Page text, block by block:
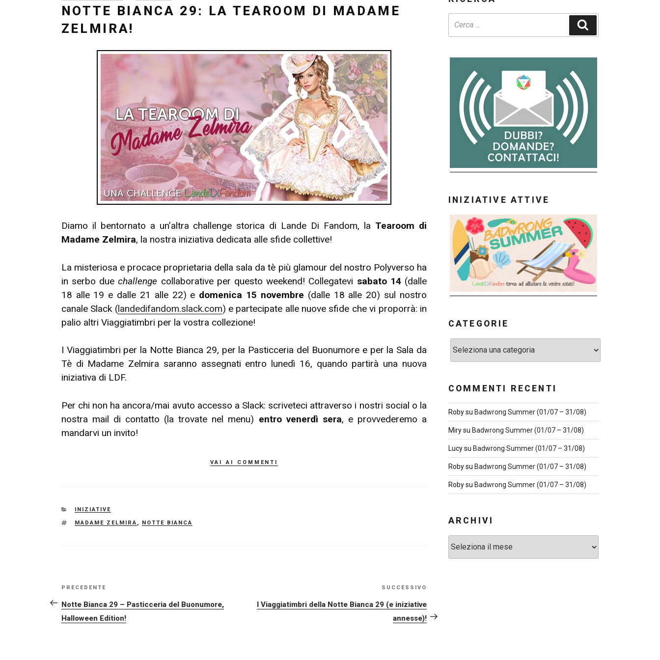
NOTTE BIANCA 29: LA TEAROOM DI MADAME
ZELMIRA!
Diamo il bentornato a un’altra challenge storica di Lande Di Fandom, la Tearoom di
Madame Zelmira, la nostra iniziativa dedicata alle sfide collettive!
La misteriosa e procace proprietaria della sala da tè più glamour del nostro Polyverso ha
in serbo duechallenge collaborative per questo weekend! Collegatevi sabato 14(dalle
18 alle 19 e dalle 21 alle 22) e domenica 15 novembre (dalle 18 alle 20) sul nostro
canale Slack (landedifandom.slack.com) e partecipate alle nuove sfide che vi proporrà: in
palio altri Viaggiatimbri per la vostra collezione!
I Viaggiatimbri per la Notte Bianca 29, per la Pasticceria del Buonumore e per la Sala da
Tè di Madame Zelmira saranno assegnati entro lunedì 16, quando partirà una nuova
iniziativa di LDF.
Per chi non ha ancora/mai avuto accesso a Slack: scriveteci attraverso i nostri social o la
nostra mail di contatto (la trovate nel menu) entro venerdì sera, e provvederemo a
mandarvi un invito!
vai ai commenti
CATEGORIE
INIZIATIVE
TAG
MADAME ZELMIRA , NOTTE BIANCA
NAVIGAZIONE
ARTICOLI
Articolo
precedente:
PRECEDENTE
Notte Bianca 29 – Pasticceria del Buonumore,
Halloween Edition!
successivo
SUCCESSIVO
I Viaggiatimbri della Notte Bianca 29 (e iniziative
annesse)!
INIZIATIVE ATTIVE
CATEGORIE
COMMENTI RECENTI
Robysu Badwrong Summer (01/07 – 31/08)
Mirysu Badwrong Summer (01/07 – 31/08)
Lucysu Badwrong Summer (01/07 – 31/08)
Robysu Badwrong Summer (01/07 – 31/08)
Robysu Badwrong Summer (01/07 – 31/08)
ARCHIVI